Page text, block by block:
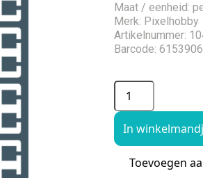
Maat / eenheid:
Merk: Pixelhobby
Artikelnummer:
Barcode:
In
Toevoegen